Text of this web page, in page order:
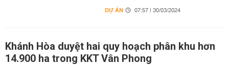
DỰ ÁN 07:57 | 30/03/2024
Khánh Hòa duyệt hai quy hoạch phân khu hơn
14.900 ha trong KKT Vân Phong